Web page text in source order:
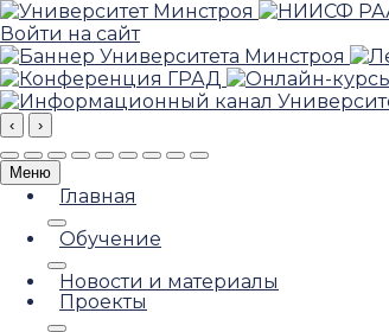
Войти на сайт
‹ ›
Меню
Главная
Обучение
Новости и материалы
Проекты